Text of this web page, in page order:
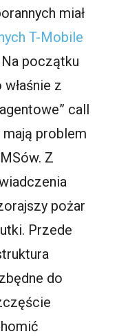
miał
T-Mobile
początku
z
call
problem
Z
pożar
Przede
do